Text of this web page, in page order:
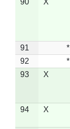
91 *
92
*
93
X
94 X